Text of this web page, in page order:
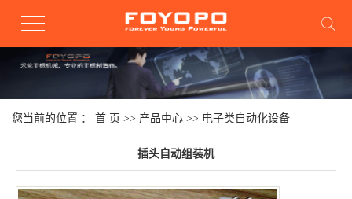
您当前的位置 ： 首 页 >> 产品中心 >> 电子类自动化设备
插头自动组装机